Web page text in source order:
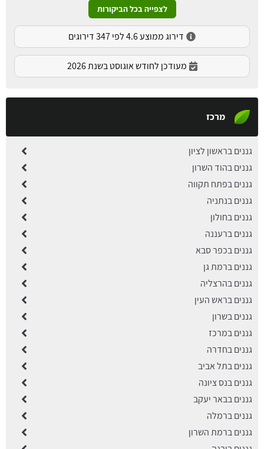
לצפייה בכל הביקורות
דירוג ממוצע 4.6 לפי 347 דירוגים
מעודכן לחודש אוגוסט בשנת 2026
מרכז
גננים בראשון לציון
גננים בהוד השרון
גננים בפתח תקווה
גננים בנתניה
גננים בחולון
גננים ברעננה
גננים בכפר סבא
גננים ברמת גן
גננים בהרצליה
גננים בראש העין
גננים בשרון
גננים במרכז
גננים בחדרה
גננים בתל אביב
גננים בנס ציונה
גננים בבאר יעקב
גננים ברמלה
גננים ברמת השרון